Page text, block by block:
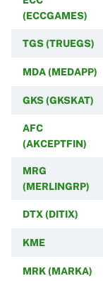
(ECCGAMES)
TGS (TRUEGS)
MDA (MEDAPP)
GKS (GKSKAT)
AFC
(AKCEPTFIN)
MRG
(MERLINGRP)
DTX (DITIX)
KME
MRK (MARKA)